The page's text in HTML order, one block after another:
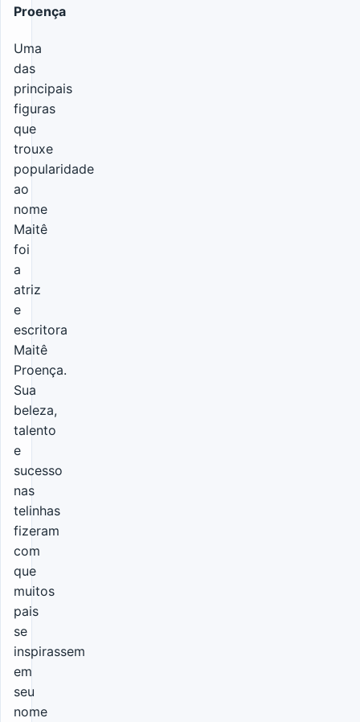
Proença
Uma
das
principais
figuras
que
trouxe
popularidade
ao
nome
Maitê
foi
a
atriz
e
escritora
Maitê
Proença.
Sua
beleza,
talento
e
sucesso
nas
telinhas
fizeram
com
que
muitos
pais
se
inspirassem
em
seu
nome